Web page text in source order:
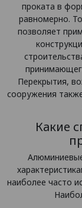
проката в
равномерно.
позволяет
Перекрытия,
сооружения
Какие
наиболее часто